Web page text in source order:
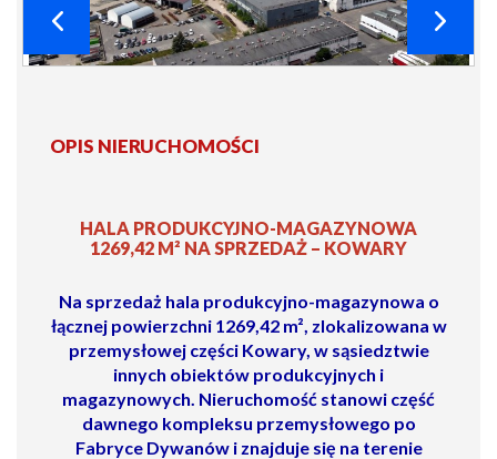
OPIS NIERUCHOMOŚCI
HALA PRODUKCYJNO-MAGAZYNOWA
1269,42 M² NA SPRZEDAŻ – KOWARY
Na sprzedaż hala produkcyjno-magazynowa o
łącznej powierzchni 1269,42 m², zlokalizowana w
przemysłowej części Kowary, w sąsiedztwie
innych obiektów produkcyjnych i
magazynowych. Nieruchomość stanowi część
dawnego kompleksu przemysłowego po
Fabryce Dywanów i znajduje się na terenie